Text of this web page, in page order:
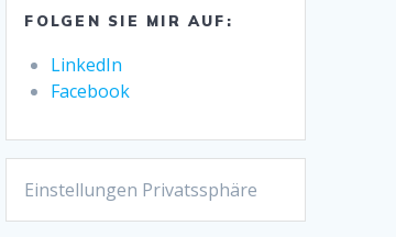
FOLGEN SIE MIR AUF:
LinkedIn
Facebook
Einstellungen Privatssphäre